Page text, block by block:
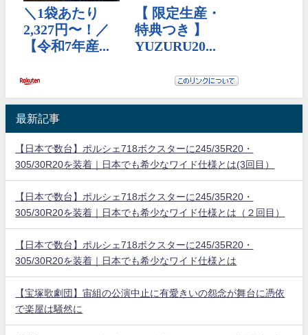
最新記事
【日本で数台】ポルシェ718ボクスターに245/35R20・
305/30R20を装着｜日本でも希少なワイド仕様とは(3回目）
【日本で数台】ポルシェ718ボクスターに245/35R20・
305/30R20を装着｜日本でも希少なワイド仕様とは（２回目）
【日本で数台】ポルシェ718ボクスターに245/35R20・
305/30R20を装着｜日本でも希少なワイド仕様とは
【宝塚歌劇団】宙組の公演中止に有愛きいの怨念が舞台に憑依
で楽屋は騒然に